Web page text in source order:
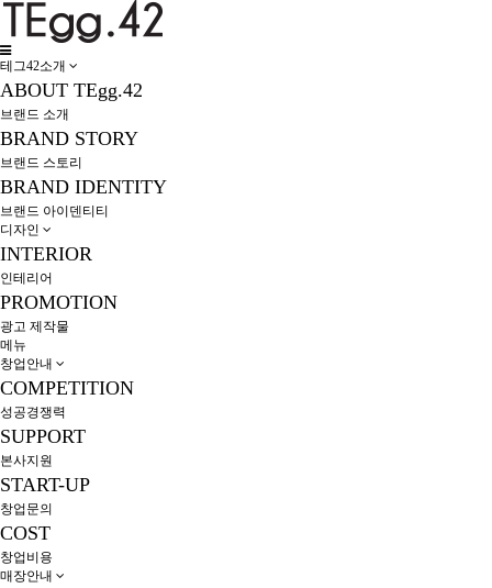
테그42소개
ABOUT TEgg.42
브랜드 소개
BRAND STORY
브랜드 스토리
BRAND IDENTITY
브랜드 아이덴티티
디자인
INTERIOR
인테리어
PROMOTION
광고 제작물
메뉴
창업안내
COMPETITION
성공경쟁력
SUPPORT
본사지원
START-UP
창업문의
COST
창업비용
매장안내